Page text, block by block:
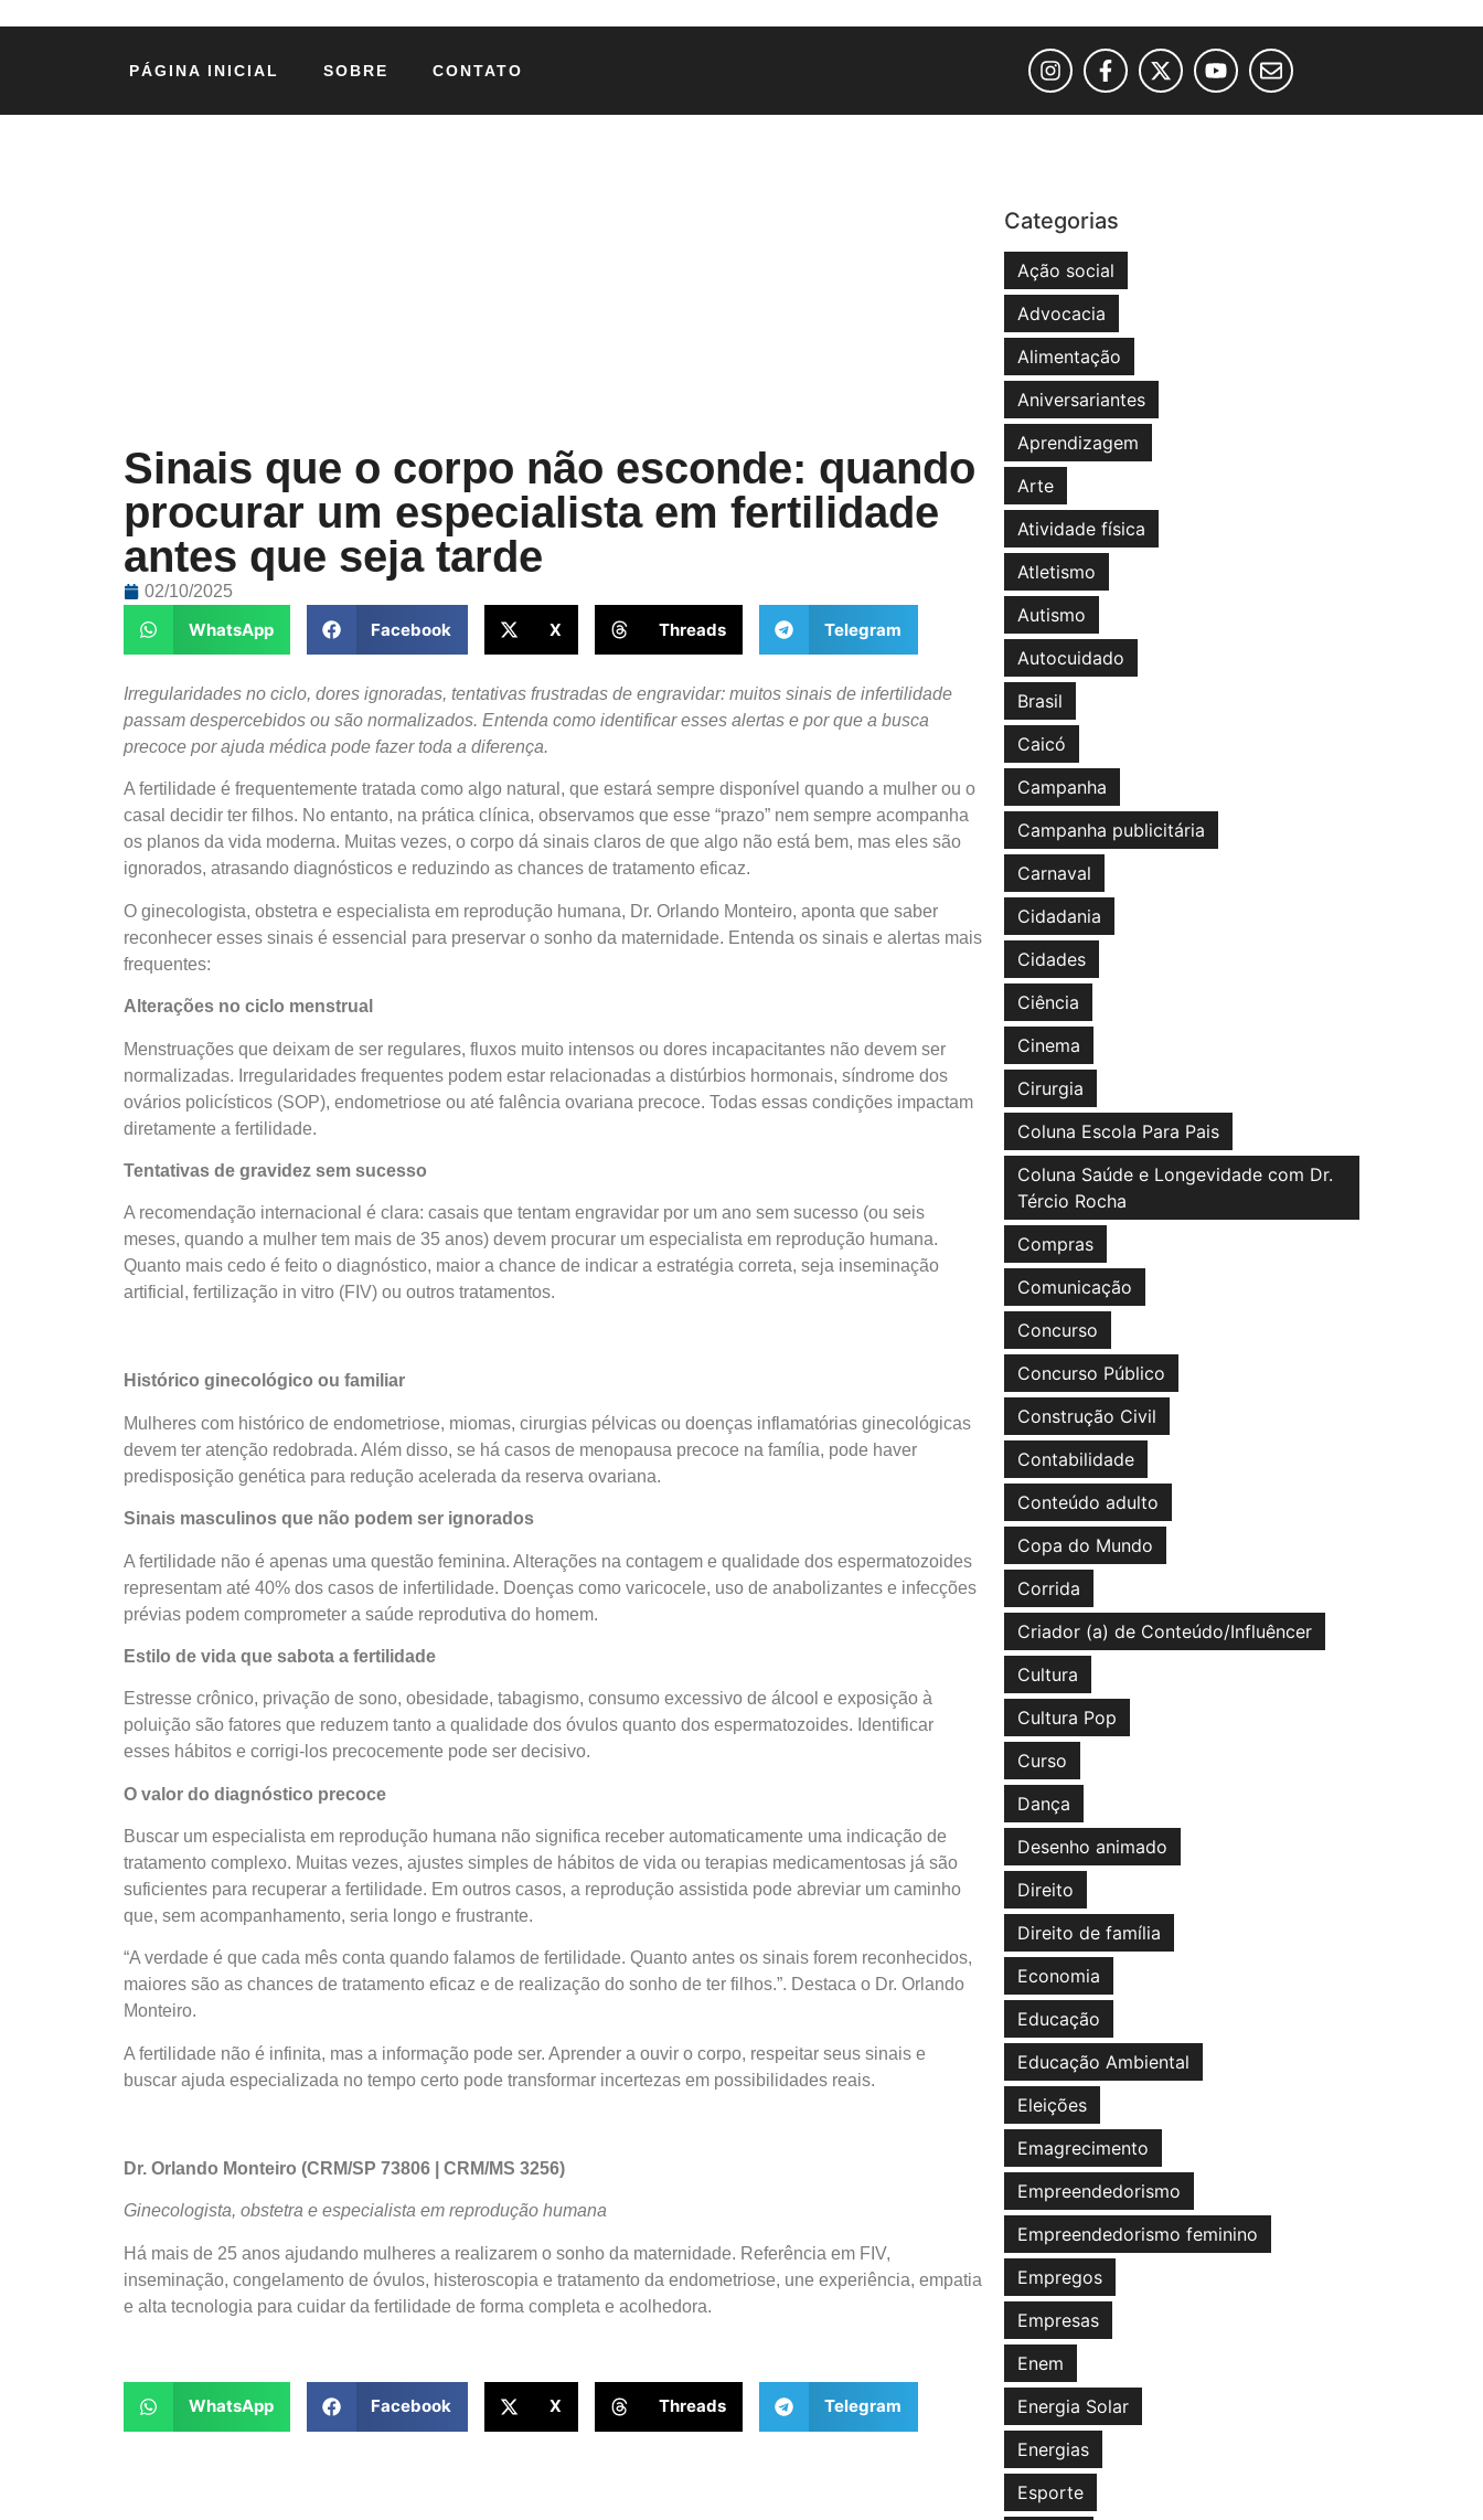
PÁGINA INICIAL SOBRE CONTATO
Sinais que o corpo não esconde: quando
procurar um especialista em fertilidade
antes que seja tarde
02/10/2025
WhatsApp Facebook X Threads Telegram
Irregularidades no ciclo, dores ignoradas, tentativas frustradas de engravidar: muitos sinais de infertilidade
passam despercebidos ou são normalizados. Entenda como identificar esses alertas e por que a busca
precoce por ajuda médica pode fazer toda a diferença.
A fertilidade é frequentemente tratada como algo natural, que estará sempre disponível quando a mulher ou o
casal decidir ter filhos. No entanto, na prática clínica, observamos que esse “prazo” nem sempre acompanha
os planos da vida moderna. Muitas vezes, o corpo dá sinais claros de que algo não está bem, mas eles são
ignorados, atrasando diagnósticos e reduzindo as chances de tratamento eficaz.
O ginecologista, obstetra e especialista em reprodução humana, Dr. Orlando Monteiro, aponta que saber
reconhecer esses sinais é essencial para preservar o sonho da maternidade. Entenda os sinais e alertas mais
frequentes:
Alterações no ciclo menstrual
Menstruações que deixam de ser regulares, fluxos muito intensos ou dores incapacitantes não devem ser
normalizadas. Irregularidades frequentes podem estar relacionadas a distúrbios hormonais, síndrome dos
ovários policísticos (SOP), endometriose ou até falência ovariana precoce. Todas essas condições impactam
diretamente a fertilidade.
Tentativas de gravidez sem sucesso
A recomendação internacional é clara: casais que tentam engravidar por um ano sem sucesso (ou seis
meses, quando a mulher tem mais de 35 anos) devem procurar um especialista em reprodução humana.
Quanto mais cedo é feito o diagnóstico, maior a chance de indicar a estratégia correta, seja inseminação
artificial, fertilização in vitro (FIV) ou outros tratamentos.
Histórico ginecológico ou familiar
Mulheres com histórico de endometriose, miomas, cirurgias pélvicas ou doenças inflamatórias ginecológicas
devem ter atenção redobrada. Além disso, se há casos de menopausa precoce na família, pode haver
predisposição genética para redução acelerada da reserva ovariana.
Sinais masculinos que não podem ser ignorados
A fertilidade não é apenas uma questão feminina. Alterações na contagem e qualidade dos espermatozoides
representam até 40% dos casos de infertilidade. Doenças como varicocele, uso de anabolizantes e infecções
prévias podem comprometer a saúde reprodutiva do homem.
Estilo de vida que sabota a fertilidade
Estresse crônico, privação de sono, obesidade, tabagismo, consumo excessivo de álcool e exposição à
poluição são fatores que reduzem tanto a qualidade dos óvulos quanto dos espermatozoides. Identificar
esses hábitos e corrigi-los precocemente pode ser decisivo.
O valor do diagnóstico precoce
Buscar um especialista em reprodução humana não significa receber automaticamente uma indicação de
tratamento complexo. Muitas vezes, ajustes simples de hábitos de vida ou terapias medicamentosas já são
suficientes para recuperar a fertilidade. Em outros casos, a reprodução assistida pode abreviar um caminho
que, sem acompanhamento, seria longo e frustrante.
“A verdade é que cada mês conta quando falamos de fertilidade. Quanto antes os sinais forem reconhecidos,
maiores são as chances de tratamento eficaz e de realização do sonho de ter filhos.”. Destaca o Dr. Orlando
Monteiro.
A fertilidade não é infinita, mas a informação pode ser. Aprender a ouvir o corpo, respeitar seus sinais e
buscar ajuda especializada no tempo certo pode transformar incertezas em possibilidades reais.
Dr. Orlando Monteiro (CRM/SP 73806 | CRM/MS 3256)
Ginecologista, obstetra e especialista em reprodução humana
Há mais de 25 anos ajudando mulheres a realizarem o sonho da maternidade. Referência em FIV,
inseminação, congelamento de óvulos, histeroscopia e tratamento da endometriose, une experiência, empatia
e alta tecnologia para cuidar da fertilidade de forma completa e acolhedora.
WhatsApp Facebook X Threads Telegram
Categorias
Ação social
Advocacia
Alimentação
Aniversariantes
Aprendizagem
Arte
Atividade física
Atletismo
Autismo
Autocuidado
Brasil
Caicó
Campanha
Campanha publicitária
Carnaval
Cidadania
Cidades
Ciência
Cinema
Cirurgia
Coluna Escola Para Pais
Coluna Saúde e Longevidade com Dr.
Tércio Rocha
Compras
Comunicação
Concurso
Concurso Público
Construção Civil
Contabilidade
Conteúdo adulto
Copa do Mundo
Corrida
Criador (a) de Conteúdo/Influêncer
Cultura
Cultura Pop
Curso
Dança
Desenho animado
Direito
Direito de família
Economia
Educação
Educação Ambiental
Eleições
Emagrecimento
Empreendedorismo
Empreendedorismo feminino
Empregos
Empresas
Enem
Energia Solar
Energias
Esporte